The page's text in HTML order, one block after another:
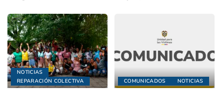
NOTICIAS
REPARACIÓN COLECTIVA
COMUNICADOS NOTICIAS